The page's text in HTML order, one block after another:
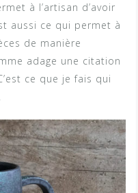
à l’artisan d’avoir
aussi ce qui permet à
de manière
adage une citation
ce que je fais qui